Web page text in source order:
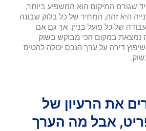
שגורם המיקום הוא המשפיע ביותר,
היא זהה, המחיר של כל בלוק שבונה
של כל פועל בניין. אך גם אם
נמצאת במקום הכי מבוקש בשוק
דירה על ערך הנכס יכולה להטיס
את הרעיון של
אבל מה הערך